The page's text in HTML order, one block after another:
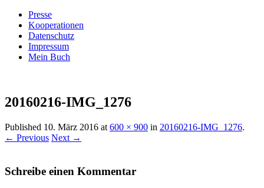
Presse
Kooperationen
Datenschutz
Impressum
Mein Buch
Villa König
20160216-IMG_1276
Published 10. März 2016 at 600 × 900 in 20160216-IMG_1276.
← Previous Next →
Schreibe einen Kommentar